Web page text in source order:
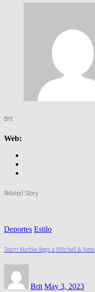
Brit
Web:
Related Story
Deportes Estilo
Team Marble llega a Mitchell & Ness
Brit May 3, 2023